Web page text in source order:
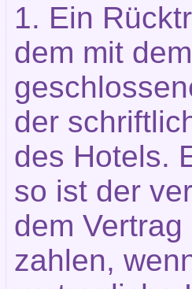
1. Ein
dem mit
der
des Hotels.
so ist der
dem
zahlen,